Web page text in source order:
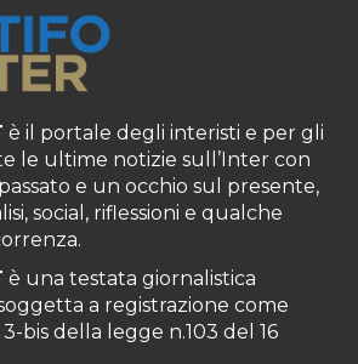
è il portale degli interisti e per gli
le ultime notizie sull’Inter con
e un occhio sul presente,
social, riflessioni e qualche
è una testata giornalistica
a registrazione come
bis della legge n.103 del 16